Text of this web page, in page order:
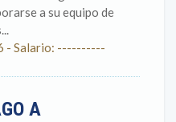
a su equipo de
- Salario: ----------
A